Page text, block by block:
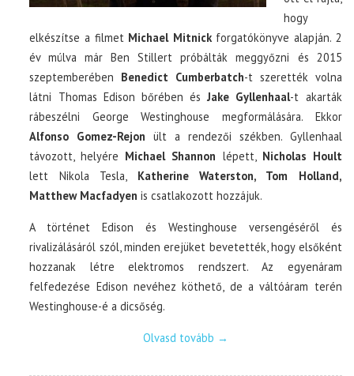
hogy
elkészítse a filmetMichael Mitnickforgatókönyve alapján. 2
év múlva már Ben Stillert próbálták meggyőzni és 2015
szeptemberében Benedict Cumberbatch-t szerették volna
látni Thomas Edison bőrében és Jake Gyllenhaal-t akarták
rábeszélni George Westinghouse megformálására. Ekkor
Alfonso Gomez-Rejon ült a rendezői székben. Gyllenhaal
távozott, helyére Michael Shannon lépett, Nicholas Hoult
lett Nikola Tesla,Katherine Waterston, Tom Holland,
Matthew Macfadyen is csatlakozott hozzájuk.
A történet Edison és Westinghouse versengéséről és
rivalizálásáról szól, minden erejüket bevetették, hogy elsőként
hozzanak létre elektromos rendszert. Az egyenáram
felfedezése Edison nevéhez köthető, de a váltóáram terén
Westinghouse-é a dicsőség.
Olvasd tovább →